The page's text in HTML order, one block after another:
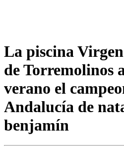
La piscina
de Torremolinos
verano el
Andalucía de
benjamín